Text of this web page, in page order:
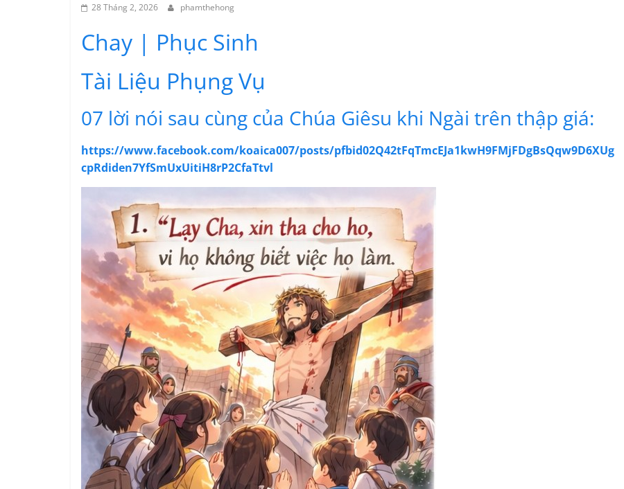
28 Tháng 2, 2026 phamthehong
Chay | Phục Sinh
Tài Liệu Phụng Vụ
07 lời nói sau cùng của Chúa Giêsu khi Ngài trên thập giá:
https://www.facebook.com/koaica007/posts/pfbid02Q42tFqTmcEJa1kwH9FMjFDgBsQqw9D6XUg
cpRdiden7YfSmUxUitiH8rP2CfaTtvl